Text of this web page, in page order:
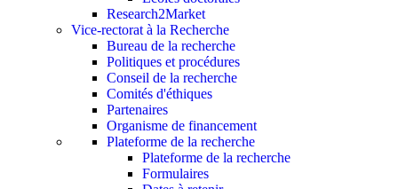
Research2Market
Vice-rectorat à la Recherche
Bureau de la recherche
Politiques et procédures
Conseil de la recherche
Comités d'éthiques
Partenaires
Organisme de financement
Plateforme de la recherche
Plateforme de la recherche
Formulaires